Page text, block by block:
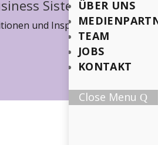
ÜBER UNS
TEAM
JOBS
KONTAKT
Close Menu
Sisterhood
und Inspiration, wie wir